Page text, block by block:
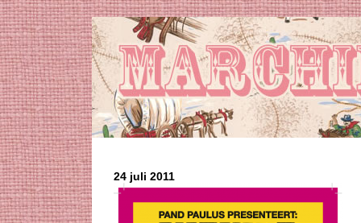
24 juli 2011